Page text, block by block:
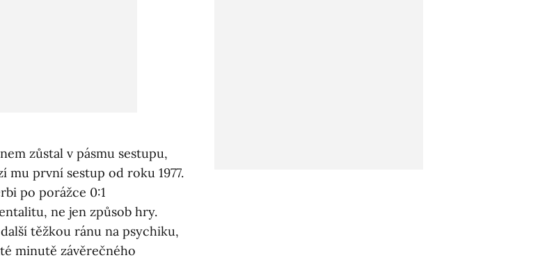
zůstal v pásmu sestupu,
mu první sestup od roku 1977.
po porážce 0:1
ne jen způsob hry.
těžkou ránu na psychiku,
minutě závěrečného